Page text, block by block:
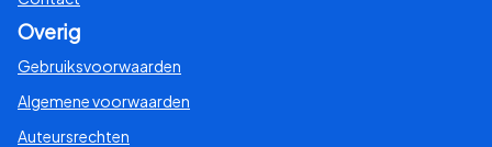
Overig
Gebruiksvoorwaarden
Algemene voorwaarden
Auteursrechten